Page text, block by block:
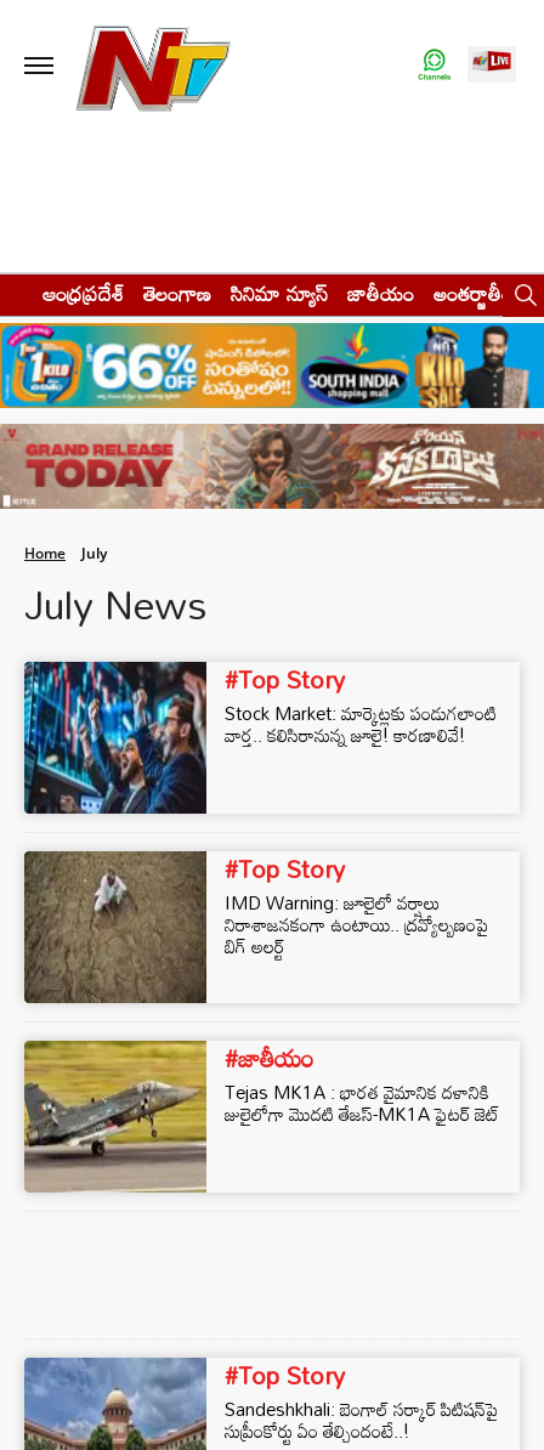
ఆంధ్రప్రదేశ్ తెలంగాణ సినిమా న్యూస్ జాతీయం అంతర్జాతీయం
Home July
July News
#Top Story
Stock Market: మార్కెట్లకు పండుగలాంటి
వార్త.. కలిసిరానున్న జూలై! కారణాలివే!
#Top Story
IMD Warning: జూలైలో వర్షాలు
నిరాశాజనకంగా ఉంటాయి.. ద్రవ్యోల్బణంపై
బిగ్ అలర్ట్
#జాతీయం
Tejas MK1A : భారత వైమానిక దళానికి
జులైలోగా మొదటి తేజస్-MK1A ఫైటర్ జెట్‌
#Top Story
Sandeshkhali: బెంగాల్ సర్కార్ పిటిషన్‌పై
సుప్రీంకోర్టు ఏం తేల్చిందంటే..!